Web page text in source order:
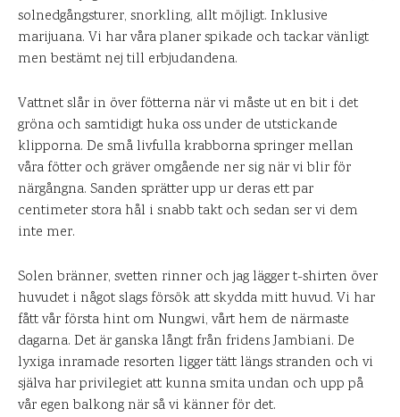
solnedgångsturer, snorkling, allt möjligt. Inklusive
marijuana. Vi har våra planer spikade och tackar vänligt
men bestämt nej till erbjudandena.
Vattnet slår in över fötterna när vi måste ut en bit i det
gröna och samtidigt huka oss under de utstickande
klipporna. De små livfulla krabborna springer mellan
våra fötter och gräver omgående ner sig när vi blir för
närgångna. Sanden sprätter upp ur deras ett par
centimeter stora hål i snabb takt och sedan ser vi dem
inte mer.
Solen bränner, svetten rinner och jag lägger t-shirten över
huvudet i något slags försök att skydda mitt huvud. Vi har
fått vår första hint om Nungwi, vårt hem de närmaste
dagarna. Det är ganska långt från fridens Jambiani. De
lyxiga inramade resorten ligger tätt längs stranden och vi
själva har privilegiet att kunna smita undan och upp på
vår egen balkong när så vi känner för det.